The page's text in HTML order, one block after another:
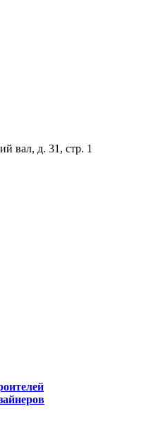
вал, д. 31, стр. 1